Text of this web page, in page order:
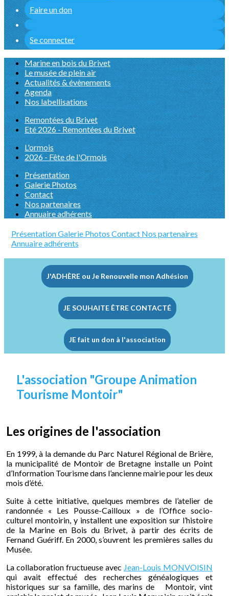
Faire un don
Se connecter
Marine en bois du Brivet
Le musée de plein air
Actualités & évènements
Agenda
Nos labellisations
Remontées du Brivet
Eté 2026 - Remontées du Brivet
L'ormois
2026 - Fête de l'Ormois
Présentation
Galerie Photos
Contact
Nos partenaires
Annuaire adhérents
PrésentationGalerie Photos Contact Nos partenaires
Annuaire adhérents
J'ADHÈRE ou Je Renouvelle mon Adhésion
JE SOUHAITE ÊTRE CONTACTÉ
JE fait un don à l'association
L'association "Groupe Animation
Tourisme Montoir"
Les origines de l'association
En 1999, à la demande du Parc Naturel Régional de Brière,
la municipalité de Montoir de Bretagne installe un Point
d’Information Tourisme dans l’ancienne mairie pour les deux
mois d’été.
Suite à cette initiative, quelques membres de l’atelier de
randonnée « Les Pousse-Cailloux » de l’Office socio-
culturel montoirin, y installent une exposition sur l’histoire
de la Marine en Bois du Brivet, à partir des écrits de
Fernand Guériff. En 2000, s’ouvrent les premières salles du
Musée.
La collaboration fructueuse avec Jean-Louis MONVOISIN
qui avait effectué des recherches généalogiques et
historiques sur sa famille, des marins de Montoir, vint